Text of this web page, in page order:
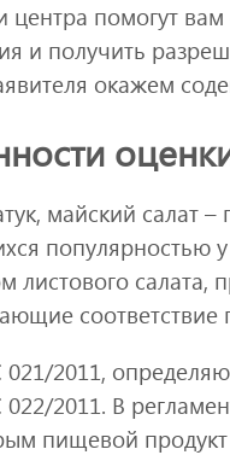
центра помогут
и получить
окажем
майский салат
популярностью
листового
соответствие
021/2011,
022/2011. В
пищевой